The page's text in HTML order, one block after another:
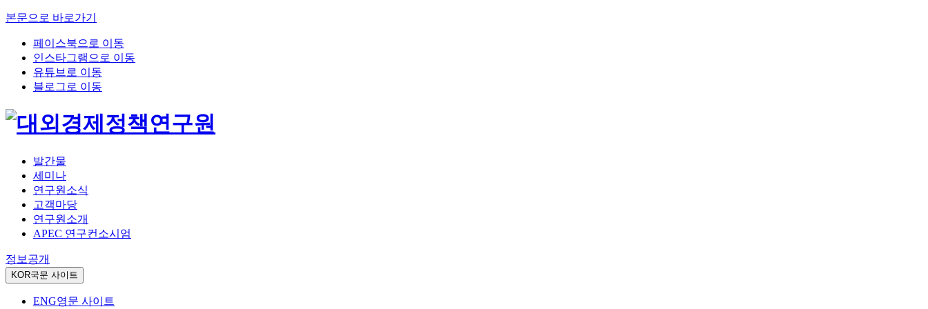
본문으로 바로가기
페이스북으로 이동
인스타그램으로 이동
유튜브로 이동
블로그로 이동
발간물
세미나
연구원소식
고객마당
연구원소개
APEC 연구컨소시엄
정보공개
KOR국문 사이트
ENG영문 사이트